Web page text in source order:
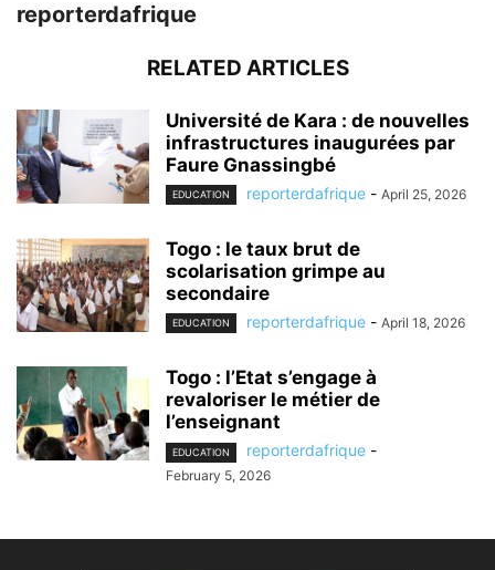
reporterdafrique
RELATED ARTICLES
Université de Kara : de nouvelles
infrastructures inaugurées par
Faure Gnassingbé
EDUCATION reporterdafrique - April 25, 2026
Togo : le taux brut de
scolarisation grimpe au
secondaire
EDUCATION reporterdafrique - April 18, 2026
Togo : l’Etat s’engage à
revaloriser le métier de
l’enseignant
EDUCATION reporterdafrique -
February 5, 2026